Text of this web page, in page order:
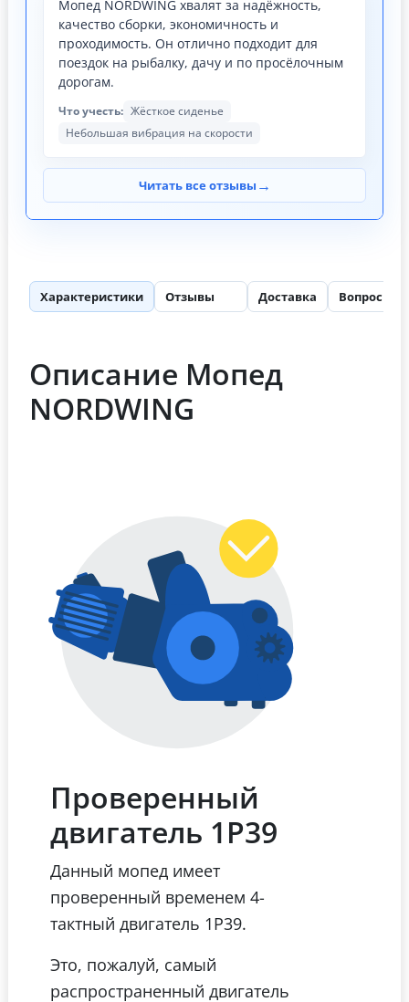
Мопед NORDWING хвалят за надёжность,
качество сборки, экономичность и
проходимость. Он отлично подходит для
поездок на рыбалку, дачу и по просёлочным
дорогам.
Что учесть: Жёсткое сиденье
Небольшая вибрация на скорости
Читать все отзывы →
Характеристики Отзывы Доставка Вопросы
Описание Мопед
NORDWING
Проверенный
двигатель 1Р39
Данный мопед имеет
проверенный временем 4-
тактный двигатель 1Р39.
Это, пожалуй, самый
распространенный двигатель